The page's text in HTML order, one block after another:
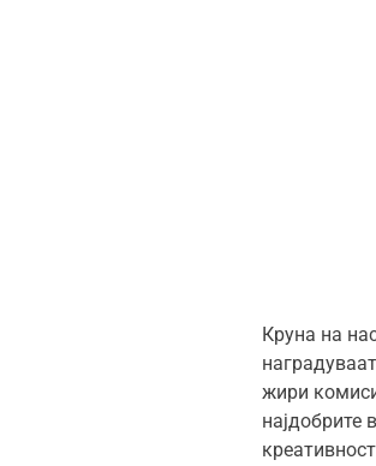
Круна на
жири
најдобрите